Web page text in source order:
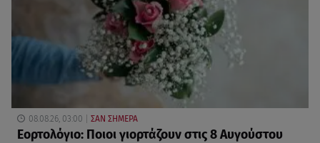
08.08.26, 03:00 ΣΑΝ ΣΗΜΕΡΑ
Εορτολόγιο: Ποιοι γιορτάζουν στις 8 Αυγούστου